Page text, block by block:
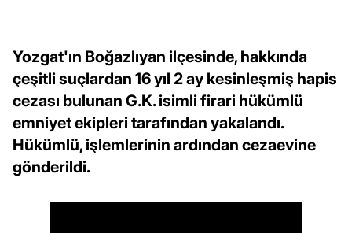
Yozgat'ın Boğazlıyan ilçesinde, hakkında
çeşitli suçlardan 16 yıl 2 ay kesinleşmiş hapis
cezası bulunan G.K. isimli firari hükümlü
emniyet ekipleri tarafından yakalandı.
Hükümlü, işlemlerinin ardından cezaevine
gönderildi.